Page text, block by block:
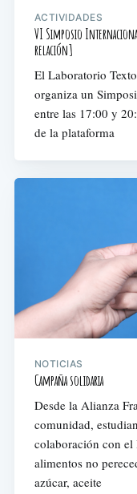
ACTIVIDADES
VI Simposio
relación]
El Laboratorio
organiza un
entre las 17:00 y
de la plataforma
NOTICIAS
Campaña solidaria
Desde la Alianza
comunidad,
colaboración con el
alimentos no
azúcar, aceite